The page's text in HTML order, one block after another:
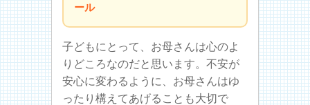
ール
子どもにとって、お母さんは心のよ
りどころなのだと思います。不安が
安心に変わるように、お母さんはゆ
ったり構えてあげることも大切で